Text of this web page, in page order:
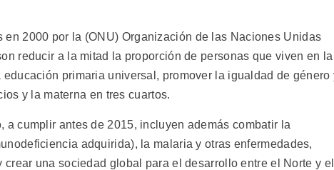
en 2000 por la (ONU) Organización de las Naciones Unidas
reducir a la mitad la proporción de personas que viven en la
primaria universal, promover la igualdad de género
y la materna en tres cuartos.
a cumplir antes de 2015, incluyen además combatir la
adquirida), la malaria y otras enfermedades,
una sociedad global para el desarrollo entre el Norte y el